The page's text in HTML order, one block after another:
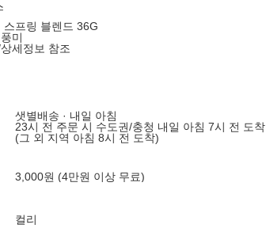
스프링 블렌드 36G
미
세정보 참조
샛별배송 · 내일 아침
23시 전 주문 시 수도권/충청 내일 아침 7시 전 도착
(그 외 지역 아침 8시 전 도착)
3,000원 (4만원 이상 무료)
컬리